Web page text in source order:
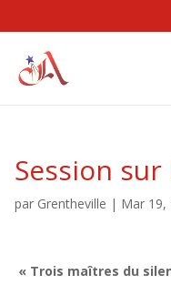
Session
par Grentheville | Mar 19,
« Trois maîtres du